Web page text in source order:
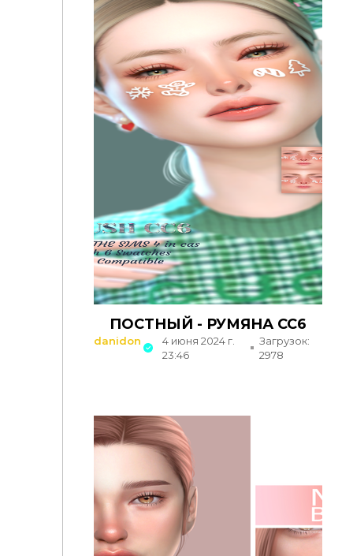
ПОСТНЫЙ - РУМЯНА CC6
danidon
4 июня 2024 г.
23:46
Загрузок:
2978